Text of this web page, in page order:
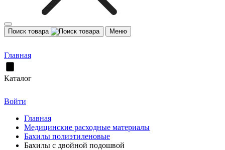
Поиск товара Меню
Главная
Каталог
Войти
Главная
Медицинские расходные материалы
Бахилы полиэтиленовые
Бахилы с двойной подошвой